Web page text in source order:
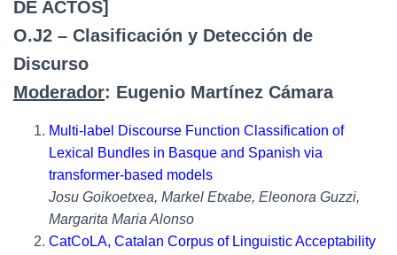
DE ACTOS]
O.J2 – Clasificación y Detección de
Discurso
Moderador: Eugenio Martínez Cámara
Multi-label Discourse Function Classification of
Lexical Bundles in Basque and Spanish via
transformer-based models
Josu Goikoetxea, Markel Etxabe, Eleonora Guzzi,
Margarita Maria Alonso
CatCoLA, Catalan Corpus of Linguistic Acceptability